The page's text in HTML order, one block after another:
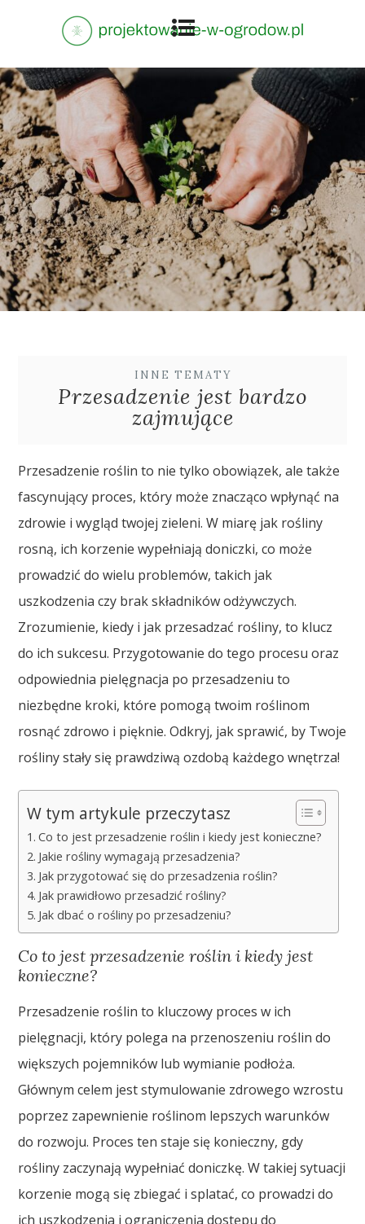
INNE TEMATY
Przesadzenie jest bardzo
zajmujące
Przesadzenie roślin to nie tylko obowiązek, ale także
fascynujący proces, który może znacząco wpłynąć na
zdrowie i wygląd twojej zieleni. W miarę jak rośliny
rosną, ich korzenie wypełniają doniczki, co może
prowadzić do wielu problemów, takich jak
uszkodzenia czy brak składników odżywczych.
Zrozumienie, kiedy i jak przesadzać rośliny, to klucz
do ich sukcesu. Przygotowanie do tego procesu oraz
odpowiednia pielęgnacja po przesadzeniu to
niezbędne kroki, które pomogą twoim roślinom
rosnąć zdrowo i pięknie. Odkryj, jak sprawić, by Twoje
rośliny stały się prawdziwą ozdobą każdego wnętrza!
W tym artykule przeczytasz
Co to jest przesadzenie roślin i kiedy jest konieczne?
Jakie rośliny wymagają przesadzenia?
Jak przygotować się do przesadzenia roślin?
Jak prawidłowo przesadzić rośliny?
Jak dbać o rośliny po przesadzeniu?
Co to jest przesadzenie roślin i kiedy jest
konieczne?
Przesadzenie roślin to kluczowy proces w ich
pielęgnacji, który polega na przenoszeniu roślin do
większych pojemników lub wymianie podłoża.
Głównym celem jest stymulowanie zdrowego wzrostu
poprzez zapewnienie roślinom lepszych warunków
do rozwoju. Proces ten staje się konieczny, gdy
rośliny zaczynają wypełniać doniczkę. W takiej sytuacji
korzenie mogą się zbiegać i splatać, co prowadzi do
ich uszkodzenia i ograniczenia dostępu do